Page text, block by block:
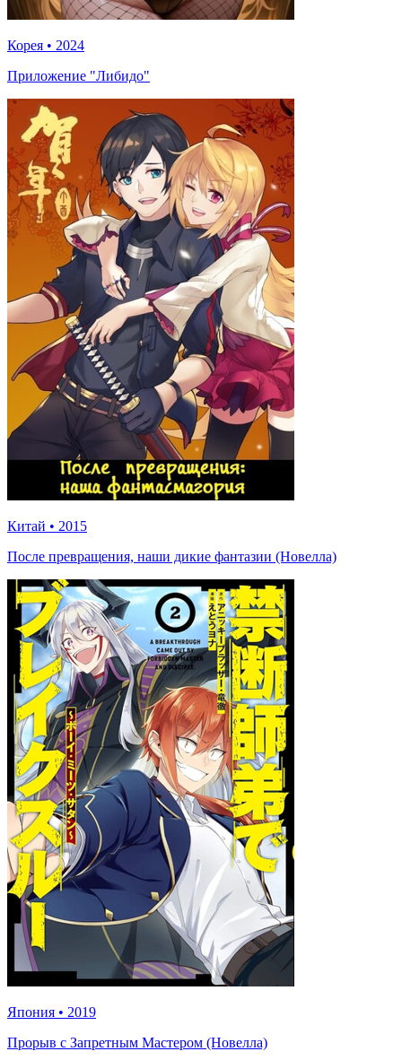
Корея • 2024
Приложение "Либидо"
Китай • 2015
После превращения, наши дикие фантазии (Новелла)
Япония • 2019
Прорыв с Запретным Мастером (Новелла)